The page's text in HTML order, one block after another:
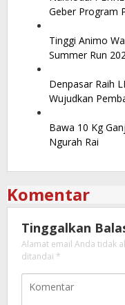
Geber Program
Tinggi Animo
Summer Run
Denpasar Raih
Wujudkan
Bawa 10 Kg
Ngurah Rai
Komentar
Tinggalkan
Alamat email Anda tidak
ditandai *